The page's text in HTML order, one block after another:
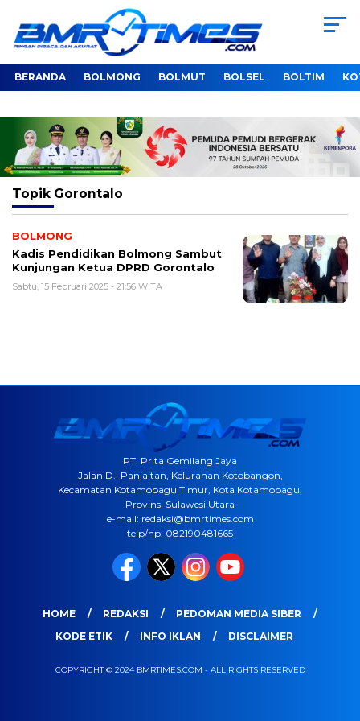
BERANDA BOLMONG BOLMUT BOLSEL BOLTIM
Topik Gorontalo
BOLMONG
Kadis Pendidikan Bolmong Sambut
Kunjungan Ketua DPRD Gorontalo
Sabtu, 15 Februari 2025 - 21:56 WITA
PT. Prita Gemilang Jaya
Jalan D.I Panjaitan, Kelurahan Kotobangon,
Kecamatan Kotamobagu Timur, Kota Kotamobagu,
Provinsi Sulawesi Utara
e-mail: redaksi@bmrtimes.com
telp/hp: 082190481665
HOME REDAKSI
PEDOMAN MEDIA SIBER
KODE ETIK
INFO IKLAN DISCLAIMER
COPYRIGHT © 2024 BMRTIMES.COM - ALL RIGHTS RESERVED